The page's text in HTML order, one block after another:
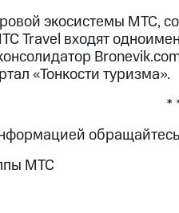
экосистемы МТС,
Travel входят
«Тонкости туризма».
*
МТС